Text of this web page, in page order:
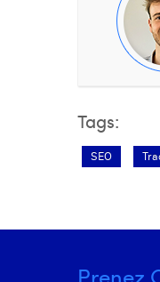
Tags:
SEO
Prenez